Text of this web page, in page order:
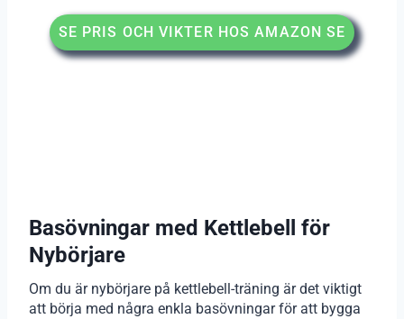
SE PRIS OCH VIKTER HOS AMAZON SE
Basövningar med Kettlebell för
Nybörjare
Om du är nybörjare på kettlebell-träning är det viktigt
att börja med några enkla basövningar för att bygga